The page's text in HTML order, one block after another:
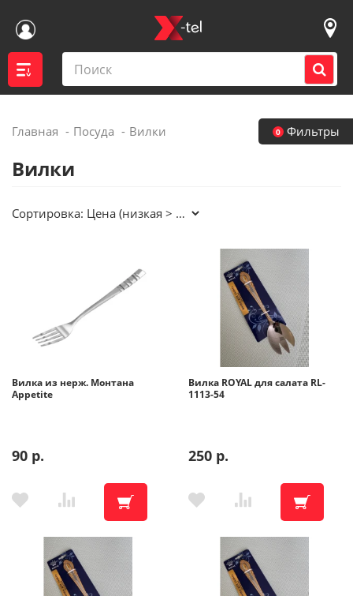
Главная Посуда Вилки
Вилки
Сортировка:
Вилка из нерж. Монтана
Appetite
90 р.
Вилка ROYAL для салата RL-
1113-54
250 р.
Войти
Доставка
Помощь
Подарочные сертификаты
Бонусная программа
0 Фильтры